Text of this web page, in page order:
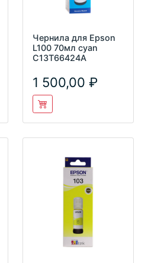
Чернила для Epson
L100 70мл cyan
C13T66424A
1 500,00